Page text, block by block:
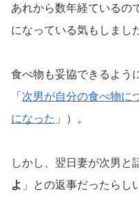
あれから数年経ているの
になっている気もしまし
食べ物も妥協できるよう
「 次男が自分の食べ物に
になった 」）。
しかし、翌日妻が次男と
よ 」との返事だったらし